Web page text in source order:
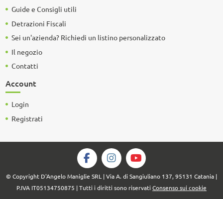
Guide e Consigli utili
Detrazioni Fiscali
Sei un'azienda? Richiedi un listino personalizzato
Il negozio
Contatti
Account
Login
Registrati
© Copyright D'Angelo Maniglie SRL | Via A. di Sangiuliano 137, 95131 Catania |
P.IVA IT05134750875 | Tutti i diritti sono riservati Consenso sui cookie